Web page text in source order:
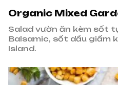
Organic Mixed
Salad vườn ăn kèm sốt
Balsamic, sốt dầu giấm
Island.